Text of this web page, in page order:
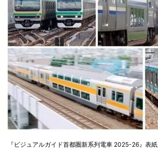
『ビジュアルガイド首都圏新系列電車 2025-26』表紙